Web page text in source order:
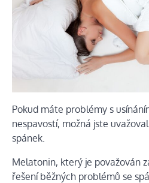
Pokud máte problémy s
nespavostí, možná jste
spánek.
Melatonin, který je považován
řešení běžných problémů se